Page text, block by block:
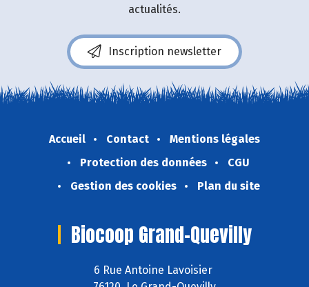
actualités.
Inscription newsletter
Accueil Contact
Mentions légales
Protection des données
CGU
Gestion des cookies
Plan du site
Biocoop Grand-Quevilly
6 Rue Antoine Lavoisier